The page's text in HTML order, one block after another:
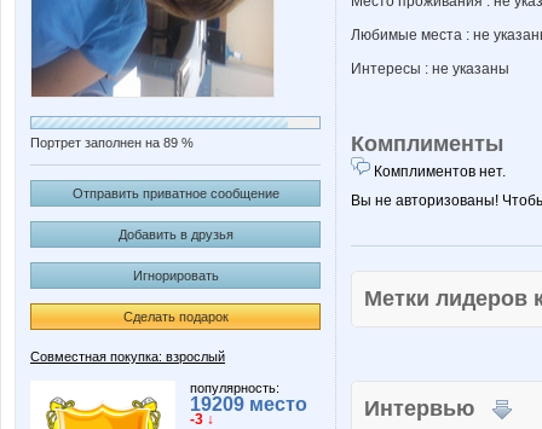
Портрет заполнен на 89 %
Отправить приватное сообщение
Добавить в друзья
Игнорировать
Сделать подарок
Совместная покупка: взрослый
популярность:
19209 место
-3 ↓
Любимые места : не
Интересы : не указаны
Комплименты
Комплиментов нет.
Вы не авторизованы!
Метки
Интервью